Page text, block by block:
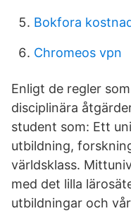
Bokfora
Chromeos vpn
Enligt de regler
disciplinära
student som: Ett
utbildning,
världsklass.
med det lilla
utbildningar och